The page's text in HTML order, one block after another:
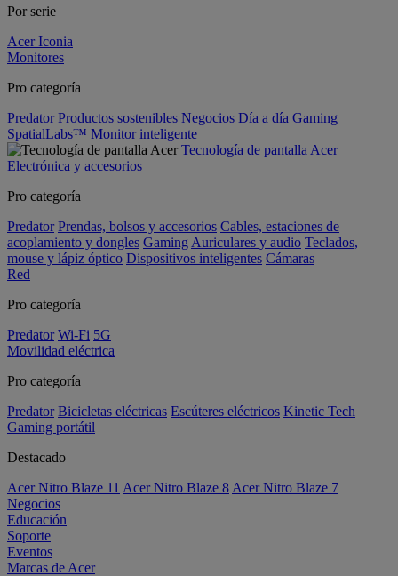
Por serie
Acer Iconia
Monitores
Pro categoría
Predator Productos sostenibles Negocios Día a día Gaming
SpatialLabs™ Monitor inteligente
Tecnología de pantalla Acer
Electrónica y accesorios
Pro categoría
Predator Prendas, bolsos y accesorios Cables, estaciones de
acoplamiento y dongles Gaming Auriculares y audio Teclados,
mouse y lápiz óptico Dispositivos inteligentes Cámaras
Red
Pro categoría
Predator Wi-Fi 5G
Movilidad eléctrica
Pro categoría
Predator Bicicletas eléctricas Escúteres eléctricos Kinetic Tech
Gaming portátil
Destacado
Acer Nitro Blaze 11 Acer Nitro Blaze 8 Acer Nitro Blaze 7
Negocios
Educación
Soporte
Eventos
Marcas de Acer